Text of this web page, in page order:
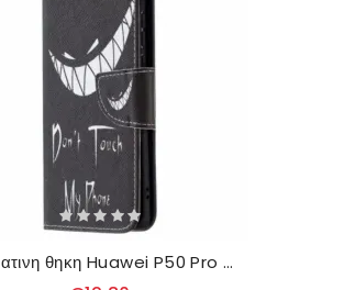
δερματινη θηκη Huawei P50 Pro Τηλέφωνο Διαβόλου